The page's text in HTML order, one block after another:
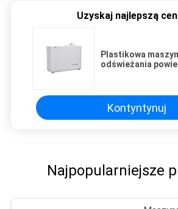
Uzyskaj najlepszą
Plastikowa
odświeżania
luksusowych
Kontyntynuj
Najpopularniejsze